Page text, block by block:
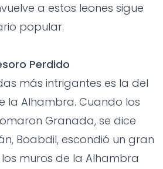
a estos leones sigue
popular.
Perdido
más intrigantes es la del
la Alhambra. Cuando los
Granada, se dice
Boabdil, escondió un gran
muros de la Alhambra